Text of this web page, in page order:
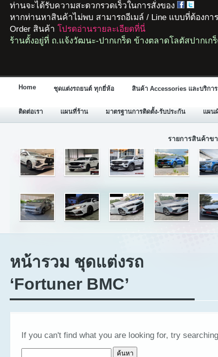
ท่านจะได้รับความสะดวกรวดเร็วในการสั่งของ
หากท่านหาสินค้าไม่พบ สามารถอีเมล์ / Line แบบที่ต้องกา
Order สินค้า โปรดอ่านรายละเอียดที่นี่
ร้านตั้งอยู่ที่ ถ.แจ้งวัฒนะ-ปากเกร็ด ข้างตลาดโลตัสปากเก
Home ชุดแต่งรถยนต์ ทุกยี่ห้อ สินค้า Accessories และบริการ
ติดต่อเรา แผนที่ร้าน มาตรฐานการติดตั้ง-รับประกัน แผน
รายการสินค้าข
หน้ารวม ชุดแต่งรถ
‘Fortuner BMC’
If you can't find what you are looking for, try